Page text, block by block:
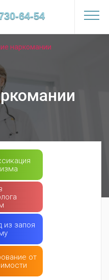
64-54
наркомании
из запоя
от